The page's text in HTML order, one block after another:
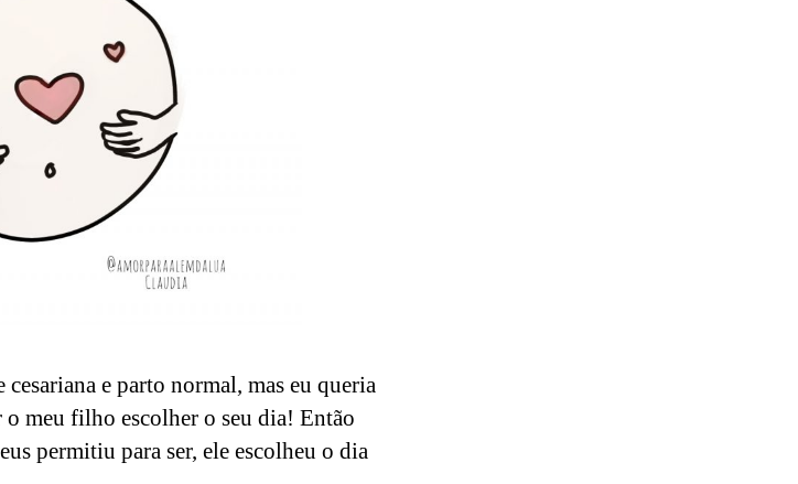
e parto normal, mas eu queria
o meu filho escolher o seu dia! Então
permitiu para ser, ele escolheu o dia